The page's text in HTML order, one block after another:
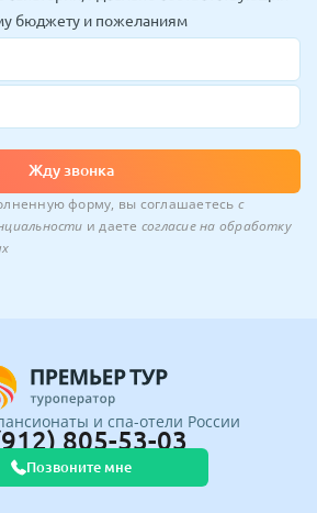
бюджету и пожеланиям
Жду звонка
форму, вы соглашаетесь с
и даете согласие на обработку
и спа-отели России
805-53-03
Позвоните мне